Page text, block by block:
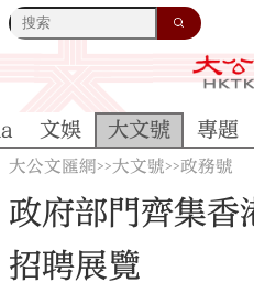
文娛 大文號 專題
大公文匯網>>大文號>>政務號
政府部門齊集香
招聘展覽